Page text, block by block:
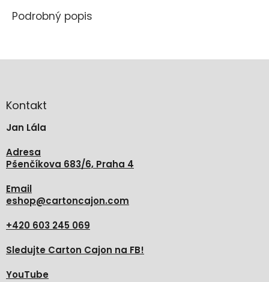
Podrobný popis
aKontakt
Jan Lála
Adresa
Pšenčíkova 683/6, Praha 4
Email
eshop@cartoncajon.com
+420 603 245 069
Sledujte Carton Cajon na FB!
YouTube